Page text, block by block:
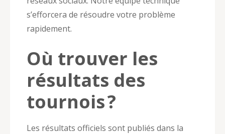
s’efforcera de résoudre votre problème
rapidement.
Où trouver les
résultats des
tournois ?
Les résultats officiels sont publiés dans la